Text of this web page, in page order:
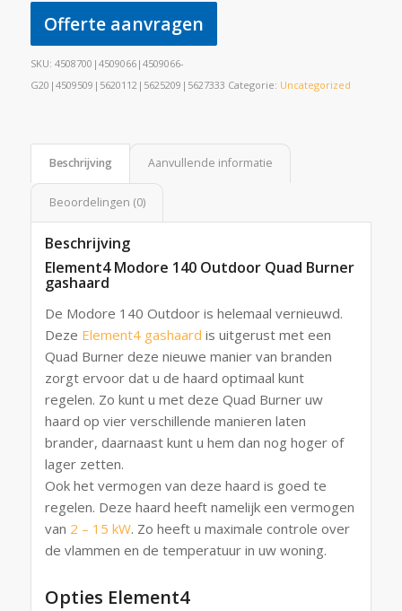
Offerte aanvragen
SKU: 4508700|4509066|4509066-
G20|4509509|5620112|5625209|5627333 Categorie: Uncategorized
Beschrijving Aanvullende informatie
Beoordelingen (0)
Beschrijving
Element4 Modore 140 Outdoor Quad Burner
gashaard
De Modore 140 Outdoor is helemaal vernieuwd.
Deze Element4 gashaard is uitgerust met een
Quad Burner deze nieuwe manier van branden
zorgt ervoor dat u de haard optimaal kunt
regelen. Zo kunt u met deze Quad Burner uw
haard op vier verschillende manieren laten
brander, daarnaast kunt u hem dan nog hoger of
lager zetten.
Ook het vermogen van deze haard is goed te
regelen. Deze haard heeft namelijk een vermogen
van 2 – 15 kW. Zo heeft u maximale controle over
de vlammen en de temperatuur in uw woning.
Opties Element4